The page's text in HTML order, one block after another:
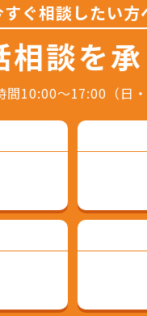
すぐ相談したい方
相談を
間10:00～17:00（日・